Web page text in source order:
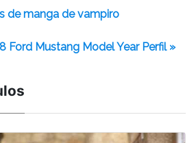
de manga de vampiro
Ford Mustang Model Year Perfil »